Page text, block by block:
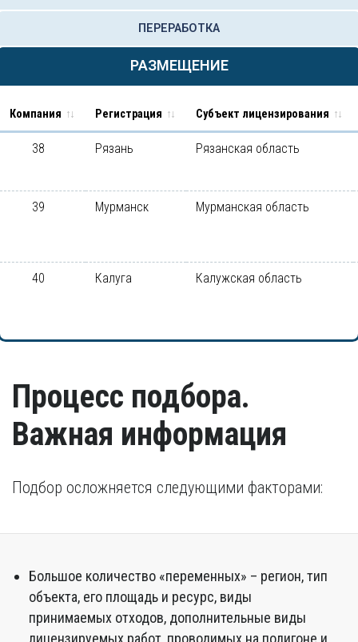
ПЕРЕРАБОТКА
РАЗМЕЩЕНИЕ
Компания Регистрация Субъект лицензирования
38 Рязань Рязанская область
39 Мурманск Мурманская область
40 Калуга Калужская область
Процесс подбора.
Важная информация
Подбор осложняется следующими факторами:
Большое количество «переменных» – регион, тип
объекта, его площадь и ресурс, виды
принимаемых отходов, дополнительные виды
лицензируемых работ, проводимых на полигоне и